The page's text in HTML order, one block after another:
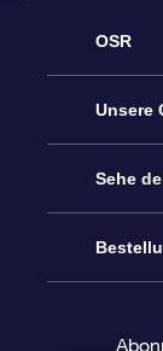
OSR
Service
Kontakt
Blog
Unsere
Sterne
OSR-
Sehe